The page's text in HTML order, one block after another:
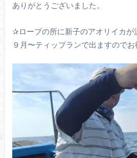
ありがとうございました。
✰ロープの所に新子のアオリイカが
９月〜ティップランで出ますのでお